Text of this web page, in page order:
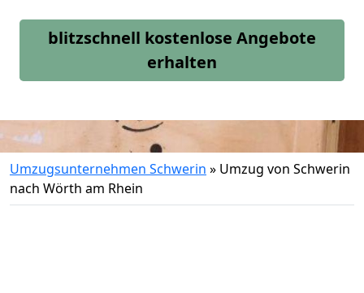
blitzschnell kostenlose Angebote
erhalten
Umzugsunternehmen Schwerin » Umzug von Schwerin
nach Wörth am Rhein